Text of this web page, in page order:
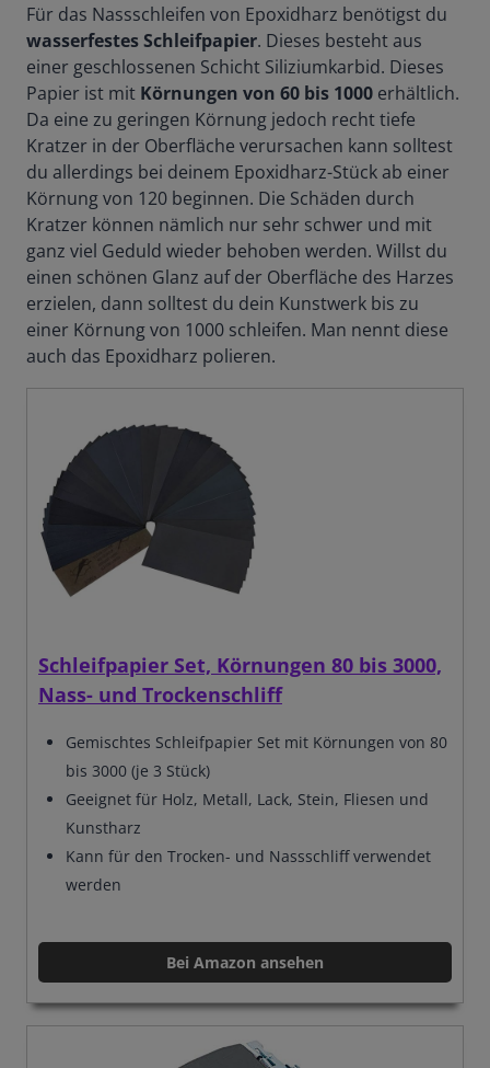
Für das Nassschleifen von Epoxidharz benötigst du
wasserfestes Schleifpapier. Dieses besteht aus
einer geschlossenen Schicht Siliziumkarbid. Dieses
Papier ist mit Körnungen von 60 bis 1000 erhältlich.
Da eine zu geringen Körnung jedoch recht tiefe
Kratzer in der Oberfläche verursachen kann solltest
du allerdings bei deinem Epoxidharz-Stück ab einer
Körnung von 120 beginnen. Die Schäden durch
Kratzer können nämlich nur sehr schwer und mit
ganz viel Geduld wieder behoben werden. Willst du
einen schönen Glanz auf der Oberfläche des Harzes
erzielen, dann solltest du dein Kunstwerk bis zu
einer Körnung von 1000 schleifen. Man nennt diese
auch das Epoxidharz polieren.
Schleifpapier Set, Körnungen 80 bis 3000,
Nass- und Trockenschliff
Gemischtes Schleifpapier Set mit Körnungen von 80
bis 3000 (je 3 Stück)
Geeignet für Holz, Metall, Lack, Stein, Fliesen und
Kunstharz
Kann für den Trocken- und Nassschliff verwendet
werden
Bei Amazon ansehen